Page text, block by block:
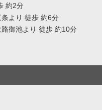
約2分
より 徒歩 約6分
御池より 徒歩 約10分